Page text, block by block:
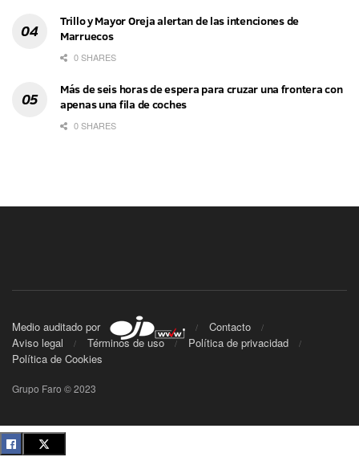
Trillo y Mayor Oreja alertan de las intenciones de
Marruecos
0 SHARES
Más de seis horas de espera para cruzar una frontera con
apenas una fila de coches
0 SHARES
Medio auditado por
Contacto
Aviso legal
Términos de uso
Política de privacidad
Política de Cookies
Grupo Faro © 2023